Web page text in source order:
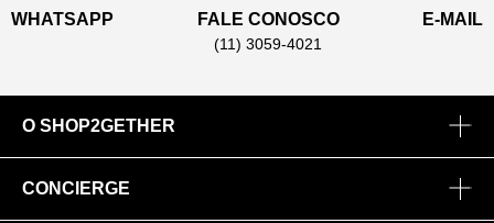
WHATSAPP FALE CONOSCO
(11) 3059-4021
E-MAIL
O SHOP2GETHER
Sobre Nós
CONCIERGE